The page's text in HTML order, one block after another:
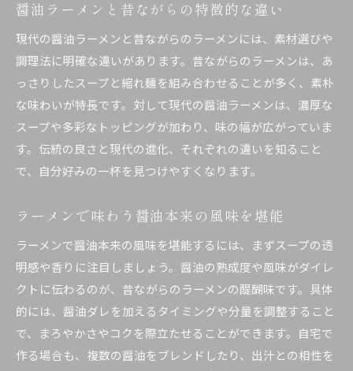
醤油ラーメンと昔ながらの特徴的な違い
現代の醤油ラーメンと昔ながらのラーメンには、素材選びや
調理法に明確な違いがあります。昔ながらのラーメンは、あ
っさりしたスープと縮れ麺を組み合わせることが多く、素朴
な味わいが特長です。対して現代の醤油ラーメンは、濃厚な
スープや多彩なトッピングが加わり、味の幅が広がっていま
す。伝統の良さと現代の進化、それぞれの違いを知ること
で、自分好みの一杯を見つけやすくなります。
ラーメンで味わう醤油本来の風味を堪能
ラーメンで醤油本来の風味を堪能するには、まずスープの透
明感や香りに注目しましょう。醤油の熟成度や風味がダイレ
クトに伝わるのが、昔ながらのラーメンの醍醐味です。具体
的には、醤油ダレを加えるタイミングや分量を調整すること
で、まろやかさやコクを際立たせることができます。自宅で
作る場合も、複数の醤油をブレンドしたり、出汁との相性を